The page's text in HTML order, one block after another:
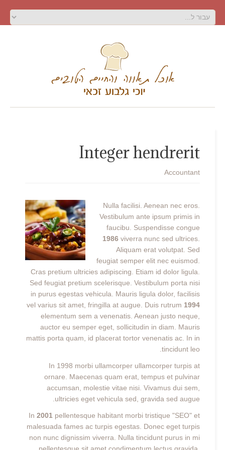
Integer hendrerit
Accountant
Nulla facilisi. Aenean nec eros.
Vestibulum ante ipsum primis in
faucibu. Suspendisse congue
1986 viverra nunc sed ultrices.
Aliquam erat volutpat. Sed
feugiat semper elit nec euismod.
Cras pretium ultricies adipiscing. Etiam id dolor ligula.
Sed feugiat pretium scelerisque. Vestibulum porta nisi
in purus egestas vehicula. Mauris ligula dolor, facilisis
vel varius sit amet, fringilla at augue. Duis rutrum 1994
elementum sem a venenatis. Aenean justo neque,
auctor eu semper eget, sollicitudin in diam. Mauris
mattis porta quam, id placerat tortor venenatis ac. In in
tincidunt leo.
In 1998 morbi ullamcorper ullamcorper turpis at
ornare. Maecenas quam erat, tempus et pulvinar
accumsan, molestie vitae nisi. Vivamus dui sem,
ultricies eget vehicula sed, gravida sed augue.
In 2001 pellentesque habitant morbi tristique "SEO" et
malesuada fames ac turpis egestas. Donec eget turpis
non nunc dignissim viverra. Nulla tincidunt purus in mi